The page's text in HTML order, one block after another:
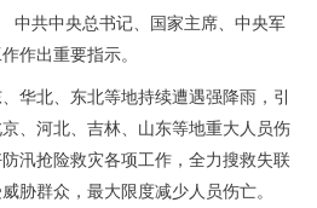
共中央总书记、国家主席、中央军
作出重要指示。
华北、东北等地持续遭遇强降雨，引
、河北、吉林、山东等地重大人员伤
汛抢险救灾各项工作，全力搜救失联
胁群众，最大限度减少人员伤亡。